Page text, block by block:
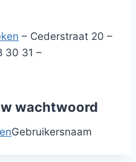
– Cederstraat 20 –
30 31 –
wachtwoord
Gebruikersnaam